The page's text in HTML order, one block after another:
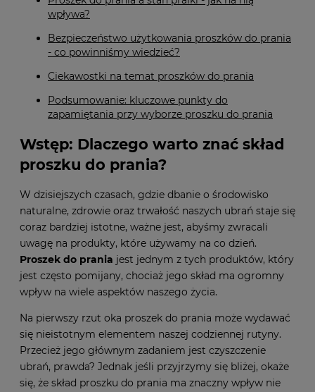
wpływa?
Bezpieczeństwo użytkowania proszków do prania
- co powinniśmy wiedzieć?
Ciekawostki na temat proszków do prania
Podsumowanie: kluczowe punkty do
zapamiętania przy wyborze proszku do prania
Wstęp: Dlaczego warto znać skład
proszku do prania?
W dzisiejszych czasach, gdzie dbanie o środowisko
naturalne, zdrowie oraz trwałość naszych ubrań staje się
coraz bardziej istotne, ważne jest, abyśmy zwracali
uwagę na produkty, które używamy na co dzień.
Proszek do prania jest jednym z tych produktów, który
jest często pomijany, chociaż jego skład ma ogromny
wpływ na wiele aspektów naszego życia.
Na pierwszy rzut oka proszek do prania może wydawać
się nieistotnym elementem naszej codziennej rutyny.
Przecież jego głównym zadaniem jest czyszczenie
ubrań, prawda? Jednak jeśli przyjrzymy się bliżej, okaże
się, że skład proszku do prania ma znaczny wpływ nie